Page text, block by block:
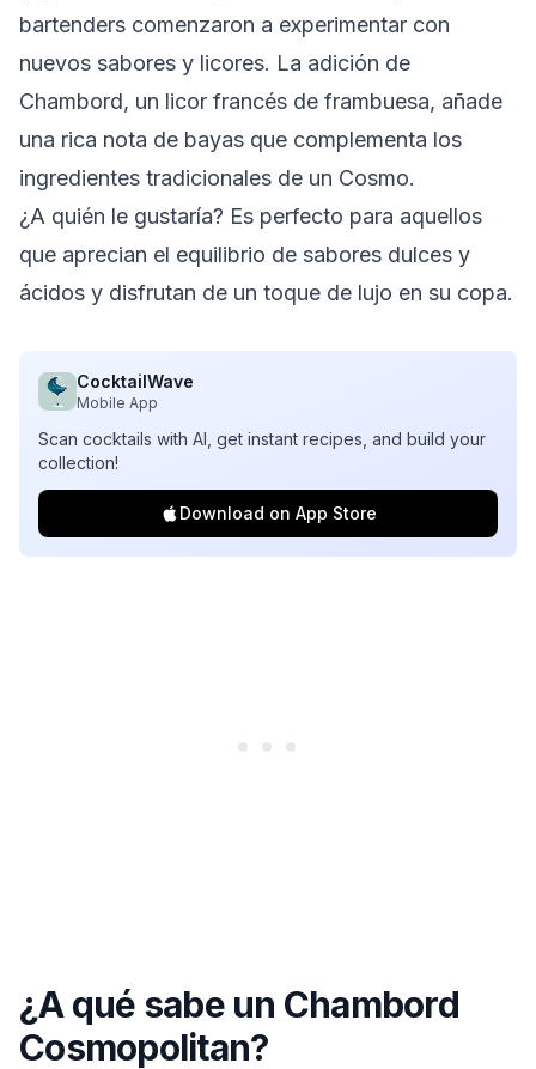
bartenders comenzaron a experimentar con
nuevos sabores y licores. La adición de
Chambord, un licor francés de frambuesa, añade
una rica nota de bayas que complementa los
ingredientes tradicionales de un Cosmo.
¿A quién le gustaría? Es perfecto para aquellos
que aprecian el equilibrio de sabores dulces y
ácidos y disfrutan de un toque de lujo en su copa.
CocktailWave
Mobile App
Scan cocktails with AI, get instant recipes, and build your
collection!
Download on App Store
¿A qué sabe un Chambord
Cosmopolitan?